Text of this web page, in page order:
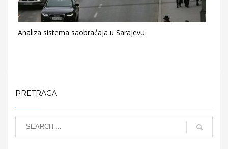
Analiza sistema saobraćaja u Sarajevu
PRETRAGA